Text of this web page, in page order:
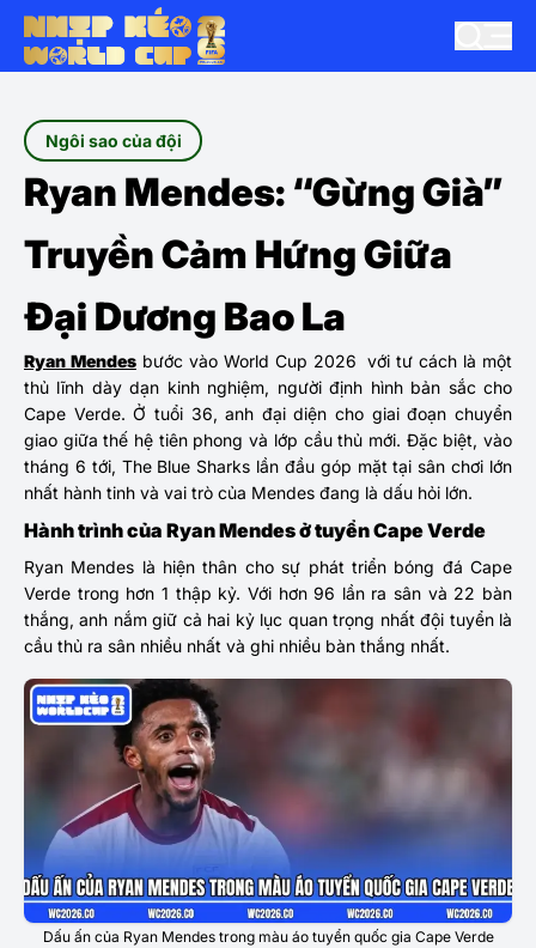
Ngôi sao của đội
Ryan Mendes: “Gừng Già”
Truyền Cảm Hứng Giữa
Đại Dương Bao La
Ryan Mendesbước vào World Cup 2026 với tư cách là một
thủ lĩnh dày dạn kinh nghiệm, người định hình bản sắc cho
Cape Verde. Ở tuổi 36, anh đại diện cho giai đoạn chuyển
giao giữa thế hệ tiên phong và lớp cầu thủ mới. Đặc biệt, vào
tháng 6 tới, The Blue Sharks lần đầu góp mặt tại sân chơi lớn
nhất hành tinh và vai trò của Mendes đang là dấu hỏi lớn.
Hành trình của Ryan Mendes ở tuyển Cape Verde
Ryan Mendes là hiện thân cho sự phát triển bóng đá Cape
Verde trong hơn 1 thập kỷ. Với hơn 96 lần ra sân và 22 bàn
thắng, anh nắm giữ cả hai kỷ lục quan trọng nhất đội tuyển là
cầu thủ ra sân nhiều nhất và ghi nhiều bàn thắng nhất.
Dấu ấn của Ryan Mendes trong màu áo tuyển quốc gia Cape Verde